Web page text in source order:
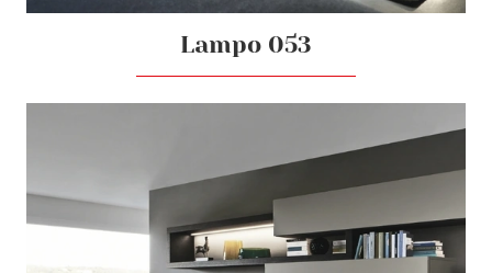
Lampo 053